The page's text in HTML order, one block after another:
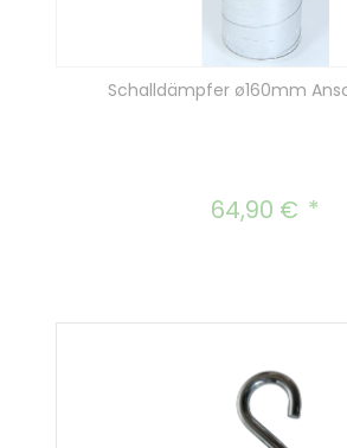
Schalldämpfer ø160mm
Regulärer
64,90 €